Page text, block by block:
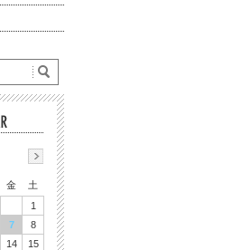
金
土
1
7
8
14
15